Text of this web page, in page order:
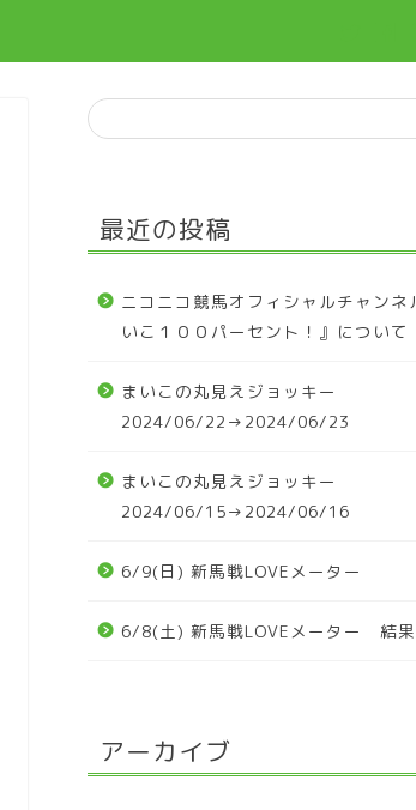
最近の投稿
ニコニコ競馬オフィシャルチャンネ
いこ１００パーセント！』について
まいこの丸見えジョッキー
2024/06/22→2024/06/23
まいこの丸見えジョッキー
2024/06/15→2024/06/16
6/9(日) 新馬戦LOVEメーター
6/8(土) 新馬戦LOVEメーター 結果
アーカイブ